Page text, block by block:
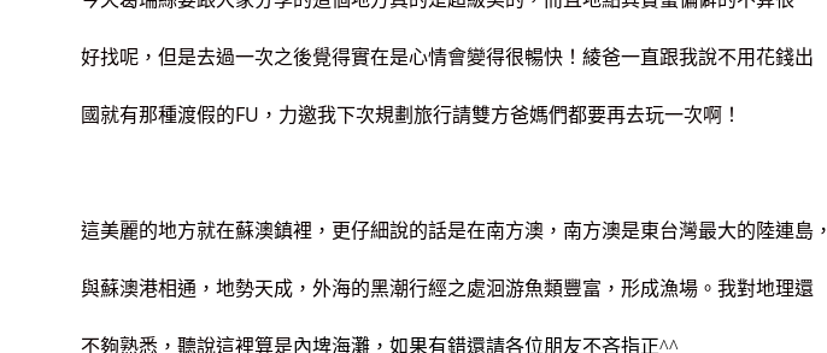
好找呢，但是去過一次之後覺得實在是心情會變得很暢快！綾爸一直跟我說不用花錢出
國就有那種渡假的FU，力邀我下次規劃旅行請雙方爸媽們都要再去玩一次啊！
這美麗的地方就在蘇澳鎮裡，更仔細說的話是在南方澳，南方澳是東台灣最大的陸連島，
與蘇澳港相通，地勢天成，外海的黑潮行經之處洄游魚類豐富，形成漁場。我對地理還
不夠熟悉，聽說這裡算是內埤海灘，如果有錯還請各位朋友不吝指正^^